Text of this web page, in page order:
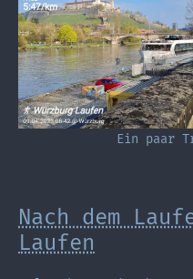
Ein paar
Nach dem
Laufen